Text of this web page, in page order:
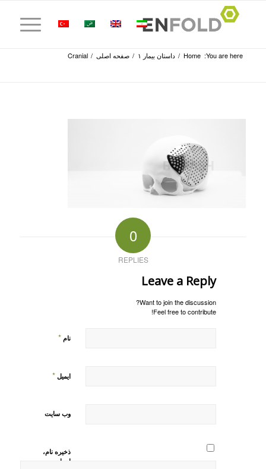
You are here:
Home
/ داستان بیمار ۱ / صفحه اصلی /
Cranial
0
REPLIES
Leave a Reply
Want to join the discussion?
Feel free to contribute!
نام *
ایمیل *
وب‌ سایت
ذخیره نام،
ایمیل و